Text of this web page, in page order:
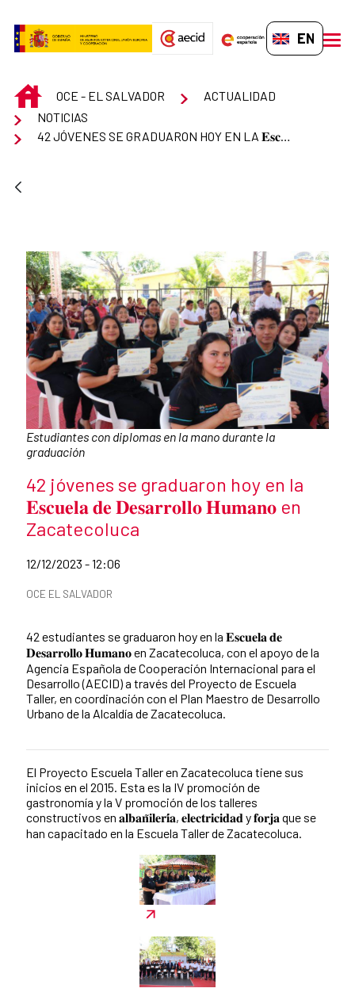
EN-GB
INICIOOCE - EL SALVADOR
ACTUALIDAD
NOTICIAS
42 JÓVENES SE GRADUARON HOY EN LA 𝐄𝐬𝐜𝐮𝐞𝐥𝐚 𝐝𝐞 𝐃𝐞𝐬𝐚𝐫𝐫𝐨𝐥𝐥𝐨 𝐇𝐮𝐦𝐚𝐧𝐨 EN ZACATECOLUCA
Caption:
Estudiantes con diplomas en la mano durante la
graduación
News title
42 jóvenes se graduaron hoy en la
𝐄𝐬𝐜𝐮𝐞𝐥𝐚 𝐝𝐞 𝐃𝐞𝐬𝐚𝐫𝐫𝐨𝐥𝐥𝐨 𝐇𝐮𝐦𝐚𝐧𝐨 en
Zacatecoluca
Date of publication of the news item
12/12/2023 - 12:06
News categories
OCE EL SALVADOR
42 estudiantes se graduaron hoy en la 𝐄𝐬𝐜𝐮𝐞𝐥𝐚 𝐝𝐞
𝐃𝐞𝐬𝐚𝐫𝐫𝐨𝐥𝐥𝐨 𝐇𝐮𝐦𝐚𝐧𝐨 en Zacatecoluca, con el apoyo de la
Agencia Española de Cooperación Internacional para el
Desarrollo (AECID) a través del Proyecto de Escuela
Taller, en coordinación con el Plan Maestro de Desarrollo
Urbano de la Alcaldía de Zacatecoluca.
News content
El Proyecto Escuela Taller en Zacatecoluca tiene sus
inicios en el 2015. Esta es la IV promoción de
gastronomía y la V promoción de los talleres
constructivos en 𝐚𝐥𝐛𝐚𝐧̃𝐢𝐥𝐞𝐫𝐢́𝐚, 𝐞𝐥𝐞𝐜𝐭𝐫𝐢𝐜𝐢𝐝𝐚𝐝 y 𝐟𝐨𝐫𝐣𝐚 que se
han capacitado en la Escuela Taller de Zacatecoluca.